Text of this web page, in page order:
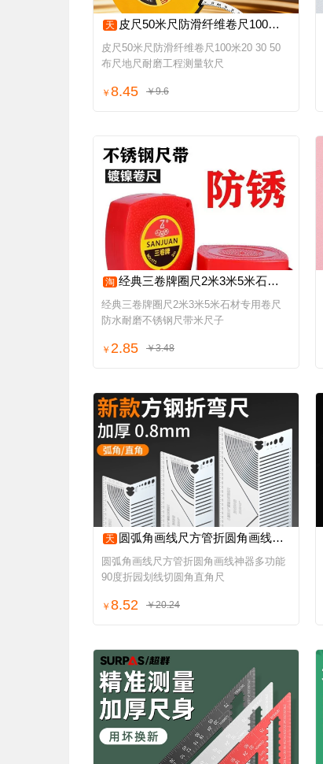
天 皮尺50米尺防滑纤维卷尺100米20 30 50布尺地尺耐磨工程测量软尺
皮尺50米尺防滑纤维卷尺100米20 30 50
布尺地尺耐磨工程测量软尺
￥ 8.45 ￥9.6
淘 经典三卷牌圈尺2米3米5米石材专用卷尺防水耐磨不锈钢尺带米尺子
经典三卷牌圈尺2米3米5米石材专用卷尺
防水耐磨不锈钢尺带米尺子
￥ 2.85 ￥3.48
天 圆弧角画线尺方管折圆角画线神器多功能90度折园划线切圆角直角尺
圆弧角画线尺方管折圆角画线神器多功能
90度折园划线切圆角直角尺
￥ 8.52 ￥20.24